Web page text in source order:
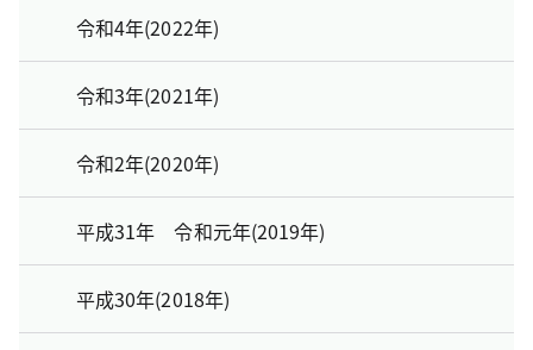
令和4年(2022年)
令和3年(2021年)
令和2年(2020年)
平成31年 令和元年(2019年)
平成30年(2018年)